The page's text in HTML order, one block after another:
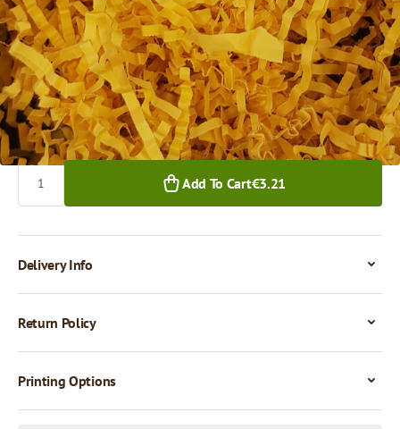
€3.21
1+ pkg.
Quantity
Add To Cart€3.21
Delivery Info
Return Policy
Printing Options